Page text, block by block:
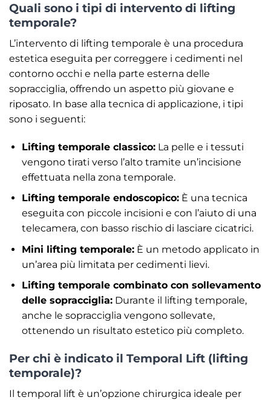
Quali sono i tipi di intervento di lifting
temporale?
L’intervento di lifting temporale è una procedura
estetica eseguita per correggere i cedimenti nel
contorno occhi e nella parte esterna delle
sopracciglia, offrendo un aspetto più giovane e
riposato. In base alla tecnica di applicazione, i tipi
sono i seguenti:
Lifting temporale classico:La pelle e i tessuti
vengono tirati verso l’alto tramite un’incisione
effettuata nella zona temporale.
Lifting temporale endoscopico:È una tecnica
eseguita con piccole incisioni e con l’aiuto di una
telecamera, con basso rischio di lasciare cicatrici.
Mini lifting temporale:È un metodo applicato in
un’area più limitata per cedimenti lievi.
Lifting temporale combinato con sollevamento
delle sopracciglia:Durante il lifting temporale,
anche le sopracciglia vengono sollevate,
ottenendo un risultato estetico più completo.
Per chi è indicato il Temporal Lift (lifting
temporale)?
Il temporal lift è un’opzione chirurgica ideale per